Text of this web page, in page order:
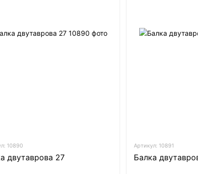
10890
двутаврова 27
Артикул: 10891
Балка